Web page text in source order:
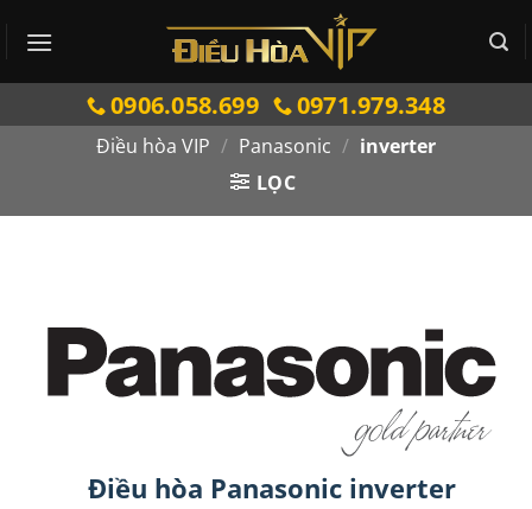
qua
0906.058.699 0971.979.348
Điều hòa VIP / Panasonic / inverter
LỌC
Điều hòa Panasonic inverter